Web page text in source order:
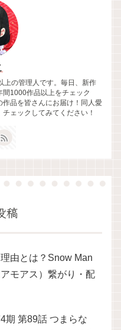
上の管理人です。毎日、新作
1000作品以上をチェック
作品を皆さんにお届け！同人愛
ェックしてみてください！
稿
由とは？Snow Man
モアス）繋がり・配
期 第89話 つまらな